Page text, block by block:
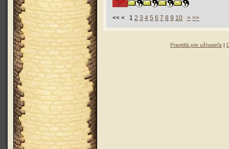
<< < 1 2 3 4 5 6 7 8 9 10 > >>
Pravidlá pre užívateľa |